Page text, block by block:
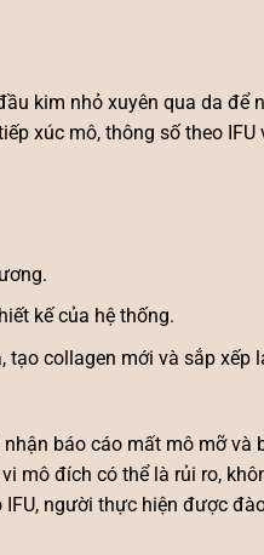
kim nhỏ xuyên qua da để
xúc mô, thông số theo IFU
kế của hệ thống.
collagen mới và sắp xếp
báo cáo mất mô mỡ và
mô đích có thể là rủi ro,
người thực hiện được